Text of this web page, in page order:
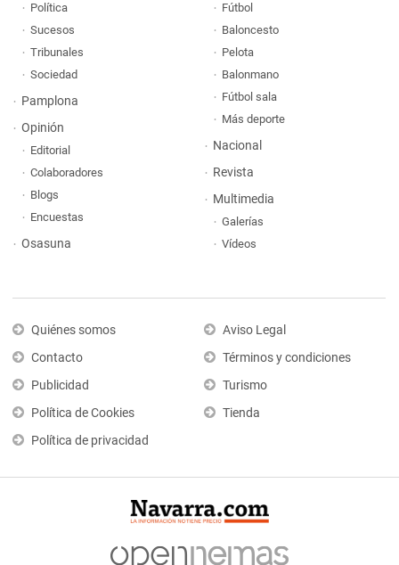
Política
Sucesos
Tribunales
Sociedad
Pamplona
Opinión
Editorial
Colaboradores
Blogs
Encuestas
Osasuna
Fútbol
Baloncesto
Pelota
Balonmano
Fútbol sala
Más deporte
Nacional
Revista
Multimedia
Galerías
Vídeos
Quiénes somos
Contacto
Publicidad
Política de Cookies
Política de privacidad
Aviso Legal
Términos y condiciones
Turismo
Tienda